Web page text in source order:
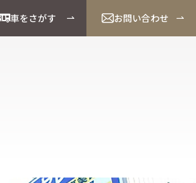
車をさがす お問い合わせ